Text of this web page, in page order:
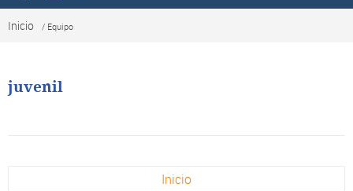
Inicio / Equipo
juvenil
Inicio